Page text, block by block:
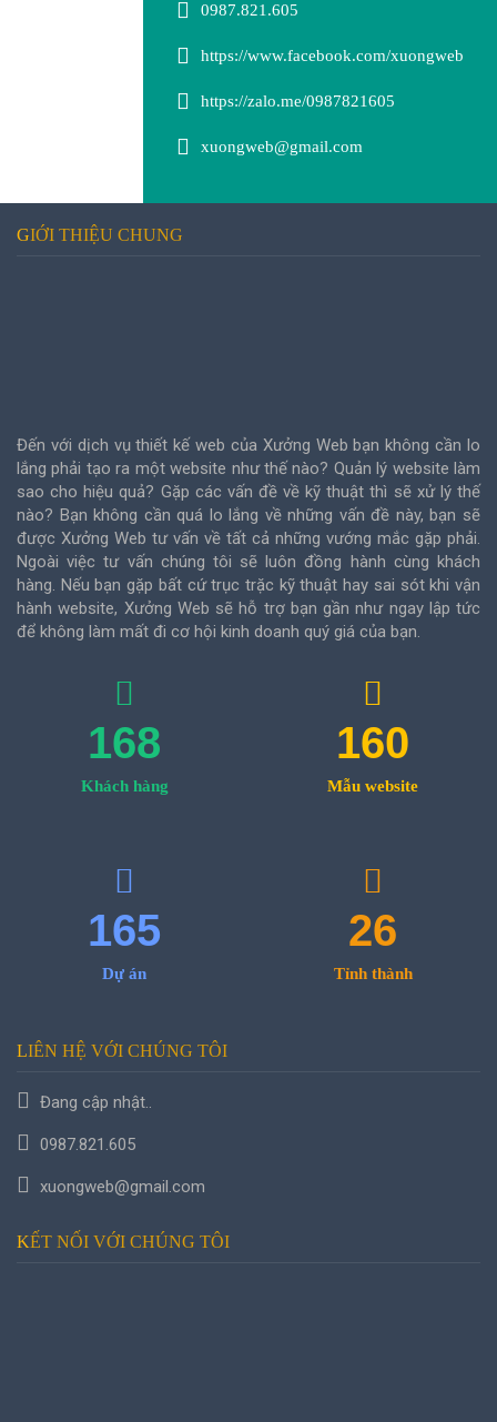
0987.821.605
https://www.facebook.com/xuongweb
https://zalo.me/0987821605
xuongweb@gmail.com
GIỚI THIỆU CHUNG
Đến với dịch vụ thiết kế web của Xưởng Web bạn không cần lo
lắng phải tạo ra một website như thế nào? Quản lý website làm
sao cho hiệu quả? Gặp các vấn đề về kỹ thuật thì sẽ xử lý thế
nào? Bạn không cần quá lo lắng về những vấn đề này, bạn sẽ
được Xưởng Web tư vấn về tất cả những vướng mắc gặp phải.
Ngoài việc tư vấn chúng tôi sẽ luôn đồng hành cùng khách
hàng. Nếu bạn gặp bất cứ trục trặc kỹ thuật hay sai sót khi vận
hành website, Xưởng Web sẽ hỗ trợ bạn gần như ngay lập tức
để không làm mất đi cơ hội kinh doanh quý giá của bạn.
168
Khách hàng
160
Mẫu website
165
Dự án
26
Tỉnh thành
LIÊN HỆ VỚI CHÚNG TÔI
Đang cập nhật..
0987.821.605
xuongweb@gmail.com
KẾT NỐI VỚI CHÚNG TÔI